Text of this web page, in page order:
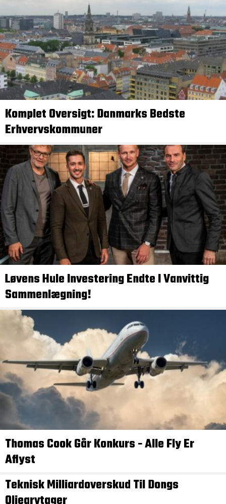
Komplet Oversigt: Danmarks Bedste
Erhvervskommuner
Løvens Hule Investering Endte I Vanvittig
Sammenlægning!
Thomas Cook Går Konkurs - Alle Fly Er
Aflyst
Teknisk Milliardoverskud Til Dongs